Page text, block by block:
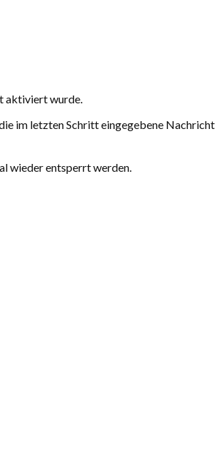
aktiviert wurde.
im letzten Schritt einge­gebene Nachricht
wieder entsperrt werden.